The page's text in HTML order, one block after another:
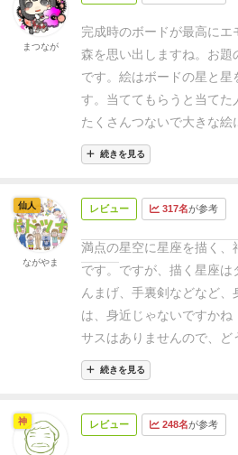
完成時のボードが最高に
森を思い出しますね。 お題
です。絵はボードの星と星
す。当ててもらうと当てた
たくさんつないで大きな
属する輪っかよりも小さな
スです。自信のあるお題だ
へんの調整が難しく楽しい
どんにぎやかになってい
遊んだので英語で書いてま
続きを見る
まつなが
レビュー 317名が参考
満点の星空に星座を描く、
です。 ですが、描く星座は
んまげ、手裏剣などなど、
は、身近じゃないですかね
サスはありませんので、
と星を繋げて、お題の星座
が落ちる前に星座を描き終
にポイントが入ります。
続きを見る
仙人
ながやま
レビュー 248名が参考
神